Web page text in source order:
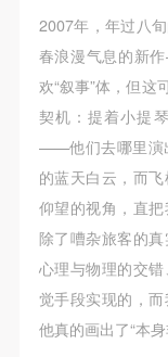
2007年，年过八
春浪漫气息的新
欢“叙事”体，但这
契机：提着小提
——他们去哪里演
的蓝天白云，而
仰望的视角，直
除了嘈杂旅客的真
心理与物理的交
觉手段实现的，
他真的画出了“本身
同下参观。
第四条
参加活动者在此
励参加者自行购
故，活动中任何
事故的任何责任
成员应当积极主
身不承担任何法
的人身安全不负
第五条
参加活动者在此
同下参观。
第四条
参加活动者在此
励参加者自行购
故，活动中任何
事故的任何责任
成员应当积极主
身不承担任何法
的人身安全不负
第五条
参加活动者在此
同下参观。
第四条
参加活动者在此
励参加者自行购
故，活动中任何
事故的任何责任
成员应当积极主
身不承担任何法
的人身安全不负
第五条
参加活动者在此